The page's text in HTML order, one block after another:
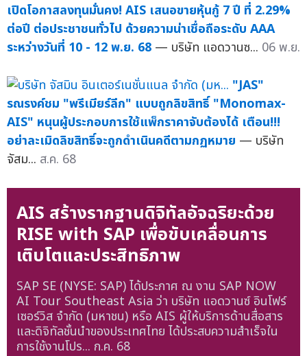
เปิดโอกาสลงทุนมั่นคง! AIS เสนอขายหุ้นกู้ 7 ปี ที่ 2.29%
ต่อปี ต่อประชาชนทั่วไป ด้วยความน่าเชื่อถือระดับ AAA
ระหว่างวันที่ 10 - 12 พ.ย. 68 — บริษัท แอดวานซ... 06 พ.ย.
"JAS"
รณรงค์ชม "พรีเมียร์ลีก" แบบถูกลิขสิทธิ์ "Monomax-
AIS" หนุนผู้ประกอบการใช้แพ็กราคาจับต้องได้ เตือน!!!
อย่าละเมิดลิขสิทธิ์จะถูกดำเนินคดีตามกฏหมาย — บริษัท
จัสม... ส.ค. 68
AIS สร้างรากฐานดิจิทัลอัจฉริยะด้วย
RISE with SAP เพื่อขับเคลื่อนการ
เติบโตและประสิทธิภาพ
SAP SE (NYSE: SAP) ได้ประกาศ ณ งาน SAP NOW
AI Tour Southeast Asia ว่า บริษัท แอดวานซ์ อินโฟร์
เซอร์วิส จำกัด (มหาชน) หรือ AIS ผู้ให้บริการด้านสื่อสาร
และดิจิทัลชั้นนำของประเทศไทย ได้ประสบความสำเร็จใน
การใช้งานโปร... ก.ค. 68